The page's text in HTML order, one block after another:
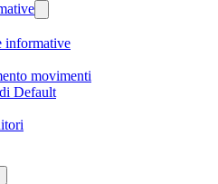
informative
movimenti
Default